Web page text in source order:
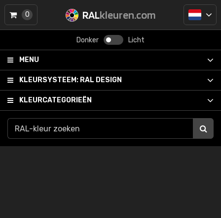
RALkleuren.com
Donker Licht
MENU
KLEURSYSTEEM: RAL DESIGN
KLEURCATEGORIEËN
0